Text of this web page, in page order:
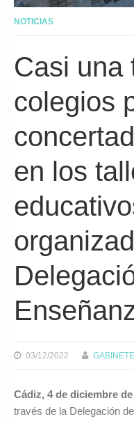
NOTICIAS
Casi una
colegios
en los
03/12/2022
Cádiz, 4 de diciembre de
través de la Delegación